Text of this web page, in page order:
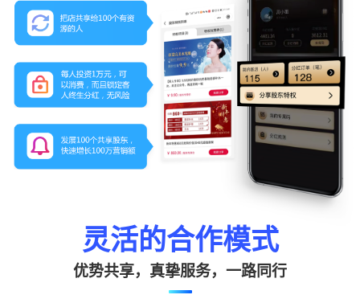
灵活的合作模式
优势共享，真挚服务，一路同行